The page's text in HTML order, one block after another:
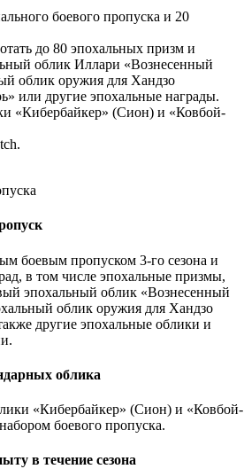
боевого пропуска и 20
до 80 эпохальных призм и
облик Иллари «Вознесенный
облик оружия для Хандзо
или другие эпохальные награды.
«Кибербайкер» (Сион) и «Ковбой-
боевым пропуском 3-го сезона и
в том числе эпохальные призмы,
эпохальный облик «Вознесенный
облик оружия для Хандзо
другие эпохальные облики и
облика
«Кибербайкер» (Сион) и «Ковбой-
боевого пропуска.
в течение сезона